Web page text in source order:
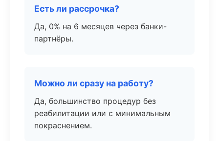
Есть ли рассрочка?
Да, 0% на 6 месяцев через банки-
партнёры.
Можно ли сразу на работу?
Да, большинство процедур без
реабилитации или с минимальным
покраснением.